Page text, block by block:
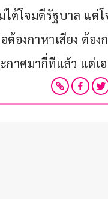
ได้โจมตีรัฐบาล แ
ต้องกาหาเสียง ต้อ
าศมากี่ทีแล้ว แต่เอ